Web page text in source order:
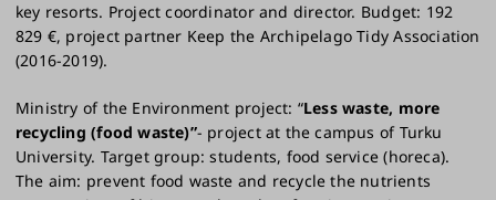
key resorts. Project coordinator and director. Budget: 192
829 €, project partner Keep the Archipelago Tidy Association
(2016-2019).
Ministry of the Environment project: “Less waste, more
recycling (food waste)”- project at the campus of Turku
University. Target group: students, food service (horeca).
The aim: prevent food waste and recycle the nutrients